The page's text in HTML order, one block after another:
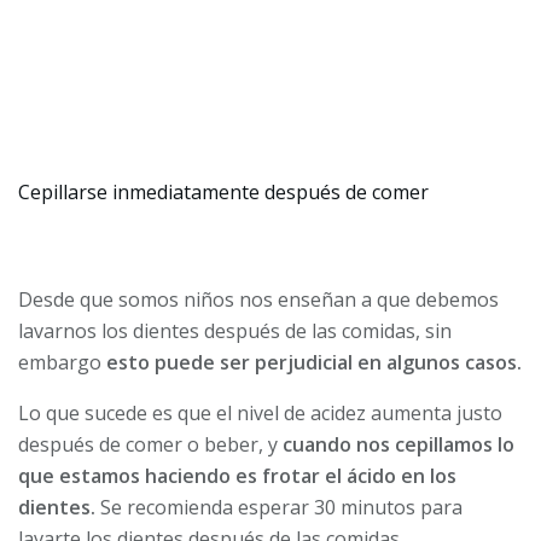
Cepillarse inmediatamente después de comer
Desde que somos niños nos enseñan a que debemos
lavarnos los dientes después de las comidas, sin
embargo esto puede ser perjudicial en algunos casos.
Lo que sucede es que el nivel de acidez aumenta justo
después de comer o beber, y cuando nos cepillamos lo
que estamos haciendo es frotar el ácido en los
dientes. Se recomienda esperar 30 minutos para